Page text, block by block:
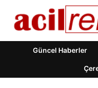
Güncel Haberler